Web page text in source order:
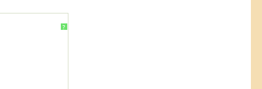
?